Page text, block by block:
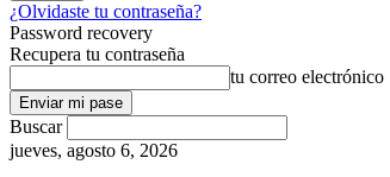
¿Olvidaste tu contraseña?
Password recovery
Recupera tu contraseña
tu correo electrónico
Buscar
jueves, agosto 6, 2026